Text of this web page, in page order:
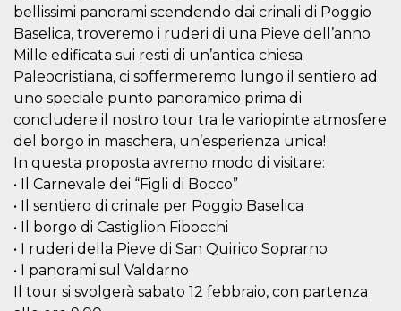
bellissimi panorami scendendo dai crinali di Poggio
Baselica, troveremo i ruderi di una Pieve dell’anno
Mille edificata sui resti di un’antica chiesa
Paleocristiana, ci soffermeremo lungo il sentiero ad
uno speciale punto panoramico prima di
concludere il nostro tour tra le variopinte atmosfere
del borgo in maschera, un’esperienza unica!
In questa proposta avremo modo di visitare:
• Il Carnevale dei “Figli di Bocco”
• Il sentiero di crinale per Poggio Baselica
• Il borgo di Castiglion Fibocchi
• I ruderi della Pieve di San Quirico Soprarno
• I panorami sul Valdarno
Il tour si svolgerà sabato 12 febbraio, con partenza
against
malicious
visitors.
wordpress_test_cookie
Inc.
.oooh.events
Session
sites built
Tests
whether or
not the
cookies
PHPSESSID
PHP.net
oooh.events
Session
based on
This is a